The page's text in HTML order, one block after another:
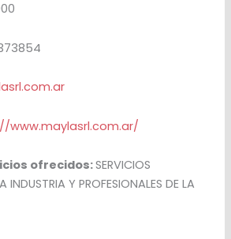
www.maylasrl.com.ar/
ofrecidos:SERVICIOS
INDUSTRIA Y PROFESIONALES DE LA